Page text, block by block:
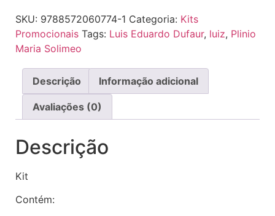
SKU: 9788572060774-1 Categoria: Kits
Promocionais Tags: Luis Eduardo Dufaur, luiz, Plinio
Maria Solimeo
Descrição Informação adicional
Avaliações (0)
Descrição
Kit
Contém: